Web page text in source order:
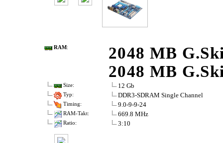
RAM:
2048 MB
2048 MB
Size: 12 Gb
Typ: DDR3-SDRAM Single Channel
Timing: 9.0-9-9-24
RAM-Takt: 669.8 MHz
Ratio: 3:10